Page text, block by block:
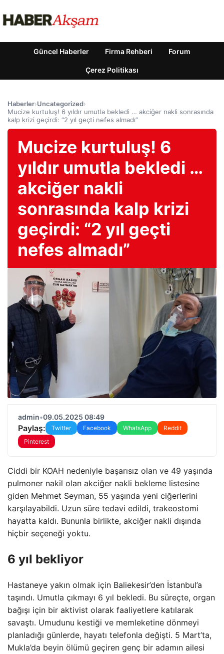
Güncel Haberler Firma Rehberi Forum
Çerez Politikası
Haberler›Uncategorized›
Mucize kurtuluş! 6 yıldır umutla bekledi … akciğer nakli sonrasında
kalp krizi geçirdi: “2 yıl geçti nefes almadı”
Mucize kurtuluş! 6
yıldır umutla bekledi …
akciğer nakli
sonrasında kalp krizi
geçirdi: “2 yıl geçti
nefes almadı”
admin•09.05.2025 08:49
Paylaş: Twitter Facebook WhatsApp
Reddit
Pinterest
Ciddi bir KOAH nedeniyle başarısız olan ve 49 yaşında
pulmoner nakil olan akciğer nakli bekleme listesine
giden Mehmet Seyman, 55 yaşında yeni ciğerlerini
karşılayabildi. Uzun süre tedavi edildi, trakeostomi
hayatta kaldı. Bununla birlikte, akciğer nakli dışında
hiçbir seçeneği yoktu.
6 yıl bekliyor
Hastaneye yakın olmak için Baliekesir’den İstanbul’a
taşındı. Umutla çıkmayı 6 yıl bekledi. Bu süreçte, organ
bağışı için bir aktivist olarak faaliyetlere katılarak
savaştı. Umudunu kestiği ve memleketine dönmeyi
planladığı günlerde, hayatı telefonla değişti. 5 Mart’ta,
Mukla’da beyin ölümü geçiren genç bir adamın ailesi